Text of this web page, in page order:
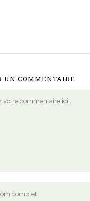
UN COMMENTAIRE